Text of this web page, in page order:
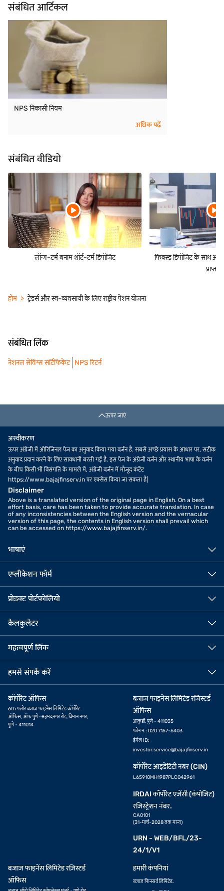
संबंधित आर्टिकल
NPS निकासी नियम
अधिक पढ़ें
संबंधित वीडियो
लॉन्ग-टर्म बनाम शॉर्ट-टर्म डिपॉज़िट
फिक्स्ड डिपॉज़िट के साथ
प्राप्त
होम ट्रेडर्स और स्व-व्यवसायी के लिए राष्ट्रीय पेंशन योजना
संबंधित लिंक
नेशनल सेविंग्स सर्टिफिकेट NPS रिटर्न
ऊपर जाएं
अस्वीकरण
ऊपर अंग्रेजी में ओरिजिनल पेज का अनुवाद किया गया वर्ज़न है. सबसे अच्छे प्रयास के आधार पर, सटीक
अनुवाद प्रदान करने के लिए सावधानी बरती गई है. इस पेज के अंग्रेजी वर्ज़न और स्थानीय भाषा के वर्ज़न
के बीच किसी भी विसंगति के मामले में, अंग्रेजी वर्ज़न में मौजूद कंटेंट
https://www.bajajfinserv.in पर एक्सेस किया जा सकता है|
Disclaimer
Above is a translated version of the original page in English. On a best
effort basis, care has been taken to provide accurate translation. In case
of any inconsistencies between the English version and the vernacular
version of this page, the contents in English version shall prevail which
can be accessed on https://www.bajajfinserv.in/.
भाषाएं
एप्लीकेशन फॉर्म
प्रोडक्ट पोर्टफोलियो
कैलकुलेटर
महत्वपूर्ण लिंक
हमसे संपर्क करें
कॉर्पोरेट ऑफिस
6th फ्लोर बजाज फाइनेंस लिमिटेड कॉर्पोरेट
ऑफिस, ऑफ पुणे-अहमदनगर रोड, विमान नगर,
पुणे - 411014
बजाज फाइनेंस लिमिटेड रज़िस्टर्ड
ऑफिस
आकुर्डी, पुणे - 411035
फोन नं.: 020 7157-6403
ईमेल ID:
investor.service@bajajfinserv.in
कॉर्पोरेट आइडेंटिटी नंबर (CIN)
L65910MH1987PLC042961
IRDAI कॉर्पोरेट एजेंसी (कंपोजिट)
रजिस्ट्रेशन नंबर.
CA0101
(31-मार्च-2028 तक मान्य)
URN - WEB/BFL/23-
24/1/V1
बजाज फाइनेंस लिमिटेड रज़िस्टर्ड
ऑफिस
हमारी कंपनियां
बजाज फिनसर्व लिमिटेड.